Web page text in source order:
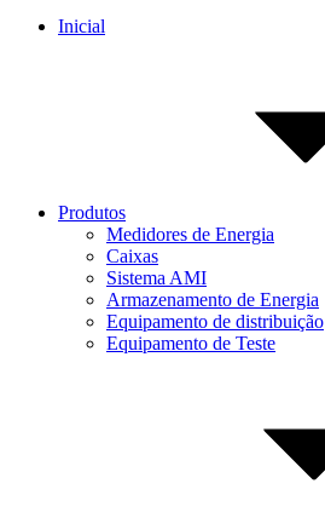
Inicial
Produtos
Medidores de Energia
Caixas
Sistema AMI
Armazenamento de Energia
Equipamento de distribuição
Equipamento de Teste